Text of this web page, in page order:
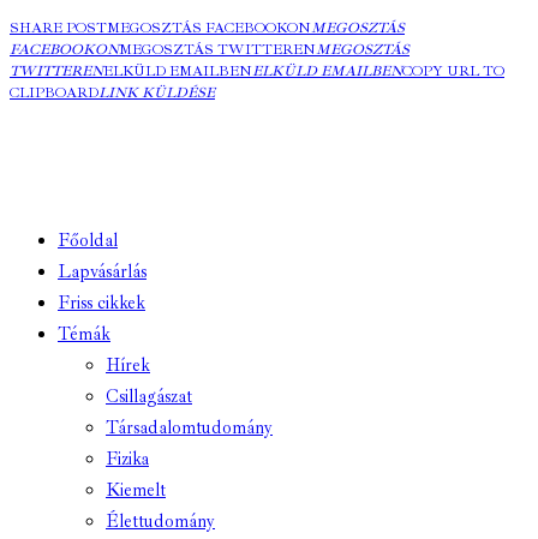
SHARE POSTMEGOSZTÁS FACEBOOKONMEGOSZTÁS
FACEBOOKONMEGOSZTÁS TWITTERENMEGOSZTÁS
TWITTERENELKÜLD EMAILBENELKÜLD EMAILBENCOPY URL TO
CLIPBOARDLINK KÜLDÉSE
Főoldal
Lapvásárlás
Friss cikkek
Témák
Hírek
Csillagászat
Társadalomtudomány
Fizika
Kiemelt
Élettudomány